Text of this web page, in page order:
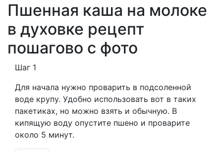
Пшенная каша на молоке
в духовке рецепт
пошагово с фото
Шаг 1
Для начала нужно проварить в подсоленной
воде крупу. Удобно использовать вот в таких
пакетиках, но можно взять и обычную. В
кипящую воду опустите пшено и проварите
около 5 минут.